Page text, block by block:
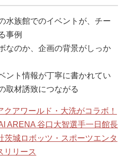
水族館でのイベントが、チー
事例
なのか、企画の背景がしっか
ント情報が丁寧に書かれてい
取材誘致につながる
アワールド・大洗がコラボ！
ARENA 谷口大智選手一日館長
茨城ロボッツ・スポーツエンタ
リリース